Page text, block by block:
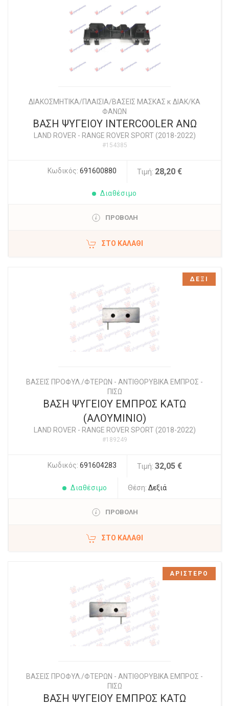
ΔΙΑΚΟΣΜΗΤΙΚΑ/ΠΛΑΙΣΙΑ/ΒΑΣΕΙΣ ΜΑΣΚΑΣ κ ΔΙΑΚ/ΚΑ
ΦΑΝΩΝ
ΒΑΣΗ ΨΥΓΕΙΟΥ INTERCOOLER ΑΝΩ
LAND ROVER - RANGE ROVER SPORT (2018-2022)
#154385
Κωδικός: 691600880 Τιμή: 28,20 €
Διαθέσιμο
ΠΡΟΒΟΛΗ
ΣΤΟ ΚΑΛΆΘΙ
ΒΑΣΕΙΣ ΠΡΟΦΥΛ./ΦΤΕΡΩΝ - ΑΝΤΙΘΟΡΥΒΙΚΑ ΕΜΠΡΟΣ -
ΠΙΣΩ
ΒΑΣΗ ΨΥΓΕΙΟΥ ΕΜΠΡΟΣ ΚΑΤΩ
(ΑΛΟΥΜΙΝΙΟ)
LAND ROVER - RANGE ROVER SPORT (2018-2022)
#189249
Κωδικός: 691604283 Τιμή: 32,05 €
Διαθέσιμο Θέση: Δεξιά
ΠΡΟΒΟΛΗ
ΣΤΟ ΚΑΛΆΘΙ
ΔΕΞΙ
ΒΑΣΕΙΣ ΠΡΟΦΥΛ./ΦΤΕΡΩΝ - ΑΝΤΙΘΟΡΥΒΙΚΑ ΕΜΠΡΟΣ -
ΠΙΣΩ
ΒΑΣΗ ΨΥΓΕΙΟΥ ΕΜΠΡΟΣ ΚΑΤΩ
ΑΡΙΣΤΕΡΟ